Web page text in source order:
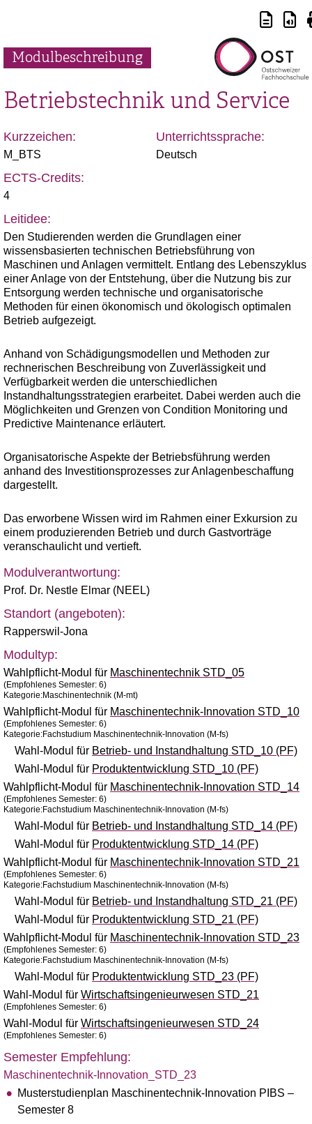
Modulbeschreibung
Betriebstechnik und Service
Kurzzeichen:
M_BTS
Unterrichtssprache:
Deutsch
ECTS-Credits:
4
Leitidee:
Den Studierenden werden die Grundlagen einer
wissensbasierten technischen Betriebsführung von
Maschinen und Anlagen vermittelt. Entlang des Lebenszyklus
einer Anlage von der Entstehung, über die Nutzung bis zur
Entsorgung werden technische und organisatorische
Methoden für einen ökonomisch und ökologisch optimalen
Betrieb aufgezeigt.
Anhand von Schädigungsmodellen und Methoden zur
rechnerischen Beschreibung von Zuverlässigkeit und
Verfügbarkeit werden die unterschiedlichen
Instandhaltungsstrategien erarbeitet. Dabei werden auch die
Möglichkeiten und Grenzen von Condition Monitoring und
Predictive Maintenance erläutert.
Organisatorische Aspekte der Betriebsführung werden
anhand des Investitionsprozesses zur Anlagenbeschaffung
dargestellt.
Das erworbene Wissen wird im Rahmen einer Exkursion zu
einem produzierenden Betrieb und durch Gastvorträge
veranschaulicht und vertieft.
Modulverantwortung:
Prof. Dr. Nestle Elmar (NEEL)
Standort (angeboten):
Rapperswil-Jona
Modultyp:
Wahlpflicht-Modul für Maschinentechnik STD_05
(Empfohlenes Semester: 6)
Kategorie:Maschinentechnik (M-mt)
Wahlpflicht-Modul für Maschinentechnik-Innovation STD_10
(Empfohlenes Semester: 6)
Kategorie:Fachstudium Maschinentechnik-Innovation (M-fs)
Wahl-Modul für Betrieb- und Instandhaltung STD_10 (PF)
Wahl-Modul für Produktentwicklung STD_10 (PF)
Wahlpflicht-Modul für Maschinentechnik-Innovation STD_14
(Empfohlenes Semester: 6)
Kategorie:Fachstudium Maschinentechnik-Innovation (M-fs)
Wahl-Modul für Betrieb- und Instandhaltung STD_14 (PF)
Wahl-Modul für Produktentwicklung STD_14 (PF)
Wahlpflicht-Modul für Maschinentechnik-Innovation STD_21
(Empfohlenes Semester: 6)
Kategorie:Fachstudium Maschinentechnik-Innovation (M-fs)
Wahl-Modul für Betrieb- und Instandhaltung STD_21 (PF)
Wahl-Modul für Produktentwicklung STD_21 (PF)
Wahlpflicht-Modul für Maschinentechnik-Innovation STD_23
(Empfohlenes Semester: 6)
Kategorie:Fachstudium Maschinentechnik-Innovation (M-fs)
Wahl-Modul für Produktentwicklung STD_23 (PF)
Wahl-Modul für Wirtschaftsingenieurwesen STD_21
(Empfohlenes Semester: 6)
Wahl-Modul für Wirtschaftsingenieurwesen STD_24
(Empfohlenes Semester: 6)
Semester Empfehlung:
Maschinentechnik-Innovation_STD_23
Musterstudienplan Maschinentechnik-Innovation PIBS –
Semester 8